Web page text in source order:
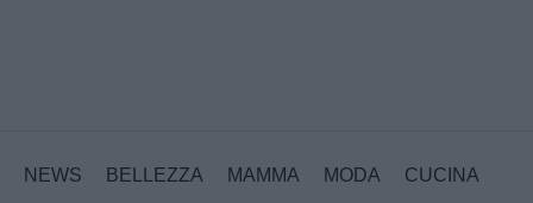
NEWS BELLEZZA MAMMA MODA
CUCINA